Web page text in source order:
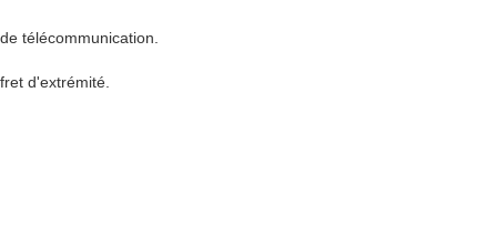
télécommunication.
d'extrémité.